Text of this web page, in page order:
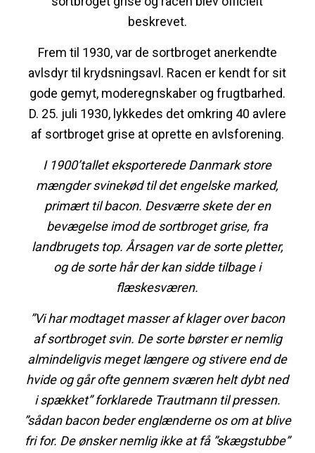
beskrevet.
Frem til 1930, var de sortbroget anerkendte
avlsdyr til krydsningsavl. Racen er kendt for sit
gode gemyt, moderegnskaber og frugtbarhed.
D. 25. juli 1930, lykkedes det omkring 40 avlere
af sortbroget grise at oprette en avlsforening.
I 1900’tallet eksporterede Danmark store
mængder svinekød til det engelske marked,
primært til bacon. Desværre skete der en
bevægelse imod de sortbroget grise, fra
landbrugets top. Årsagen var de sorte pletter,
og de sorte hår der kan sidde tilbage i
flæskesværen.
”Vi har modtaget masser af klager over bacon
af sortbroget svin. De sorte børster er nemlig
almindeligvis meget længere og stivere end de
hvide og går ofte gennem sværen helt dybt ned
i spækket” forklarede Trautmann til pressen.
”sådan bacon beder englænderne os om at blive
fri for. De ønsker nemlig ikke at få ”skægstubbe”